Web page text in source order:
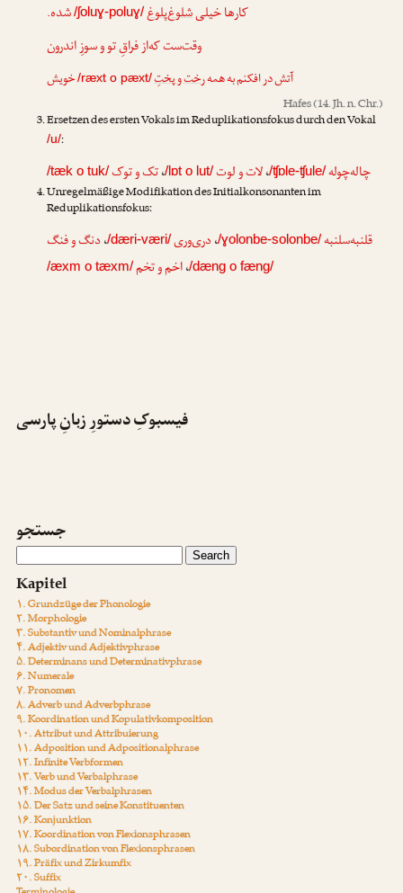
کارها خیلیشلوغ‌پلوغ/ʃoluɣ-poluɣ/شده.
وقت‌ست که‌از فراقِ تو و سوزِ اندرون
آتش در افکنم به همهرخت و پختِ/ræxt o pæxt/خویش
Hafes(14. Jh. n. Chr.)
Ersetzen des ersten Vokals im Reduplikationsfokus durch den Vokal
/u/:
چاله‌چوله/ʧɒle-ʧule/،لات و لوت /lɒt o lut/،تک و توک /tæk o tuk/
Unregelmäßige Modifikation des Initialkonsonanten im
Reduplikationsfokus:
قلنبه‌سلنبه/ɣolonbe-solonbe/،دری‌وری/dæri-væri/،دنگ و فنگ
/dæng o fæng/،اخم و تخم/æxm o tæxm/
فیسبوکِ دستورِ زبانِ پارسی
جستجو
Kapitel
۱. Grundzüge der Phonologie
۲. Morphologie
۳. Substantiv und Nominalphrase
۴. Adjektiv und Adjektivphrase
۵. Determinans und Determinativphrase
۶. Numerale
۷. Pronomen
۸. Adverb und Adverbphrase
۹. Koordination und Kopulativkomposition
۱۰. Attribut und Attribuierung
۱۱. Adposition und Adpositionalphrase
۱۲. Infinite Verbformen
۱۳. Verb und Verbalphrase
۱۴. Modus der Verbalphrasen
۱۵. Der Satz und seine Konstituenten
۱۶. Konjunktion
۱۷. Koordination von Flexionsphrasen
۱۸. Subordination von Flexionsphrasen
۱۹. Präfix und Zirkumfix
۲۰. Suffix